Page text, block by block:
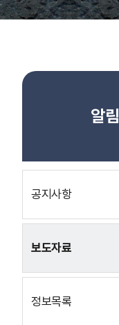
알림
공지사항
보도자료
정보목록